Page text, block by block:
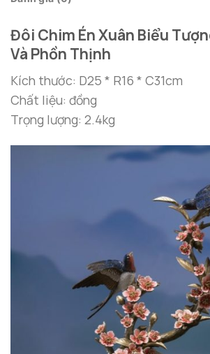
Đôi Chim Én Xuân Biểu
Và Phồn Thịnh
Kích thước: D25 * R16 * C31cm
Chất liệu: đồng
Trọng lượng: 2.4kg